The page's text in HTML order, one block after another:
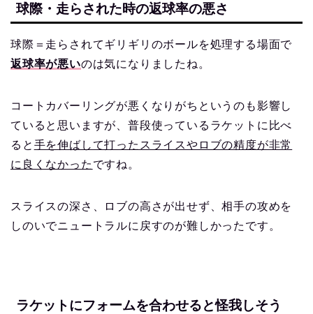
球際・走らされた時の返球率の悪さ
球際＝走らされてギリギリのボールを処理する場面で
返球率が悪いのは気になりましたね。
コートカバーリングが悪くなりがちというのも影響し
ていると思いますが、普段使っているラケットに比べ
ると 手を伸ばして打ったスライスやロブの精度が非常
に良くなかった ですね。
スライスの深さ、ロブの高さが出せず、相手の攻めを
しのいでニュートラルに戻すのが難しかったです。
ラケットにフォームを合わせると怪我しそう